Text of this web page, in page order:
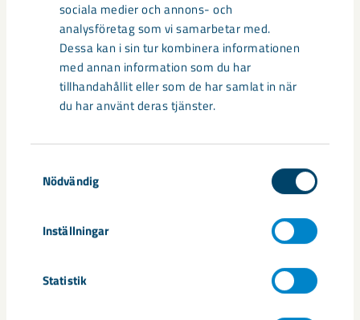
sociala medier och annons- och
analysföretag som vi samarbetar med.
Dessa kan i sin tur kombinera informationen
med annan information som du har
tillhandahållit eller som de har samlat in när
du har använt deras tjänster.
Nödvändig
Inställningar
Statistik
Relaterat innehåll